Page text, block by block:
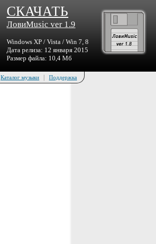
СКАЧАТЬ
ЛовиMusic ver 1.9
Windows XP / Vista / Win 7, 8
Дата релиза: 12 января 2015
Размер файла: 10,4 Мб
Каталог музыки | Поддержка